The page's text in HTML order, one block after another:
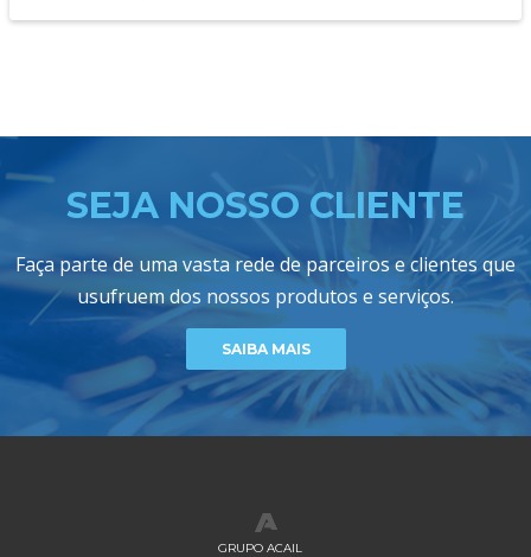
SEJA NOSSO CLIENTE
Faça parte de uma vasta rede de parceiros e clientes que
usufruem dos nossos produtos e serviços.
SAIBA MAIS
GRUPO ACAIL